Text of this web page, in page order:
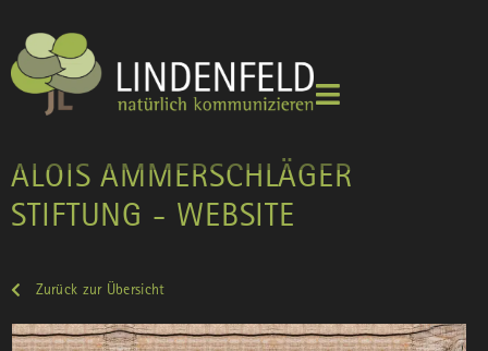
ALOIS AMMERSCHLÄGER
STIFTUNG - WEBSITE
Zurück zur Übersicht